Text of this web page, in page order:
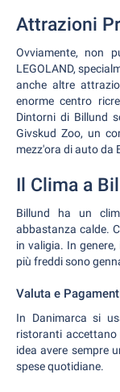
Attrazioni
Ovviamente, non
LEGOLAND,
anche altre
enorme centro
Dintorni di Billund
Givskud Zoo, un
mezz'ora di auto da
Il Clima a
Billund ha un
abbastanza calde.
in valigia. In
più freddi sono
Valuta e
In Danimarca si
ristoranti
idea avere sempre
spese quotidiane.